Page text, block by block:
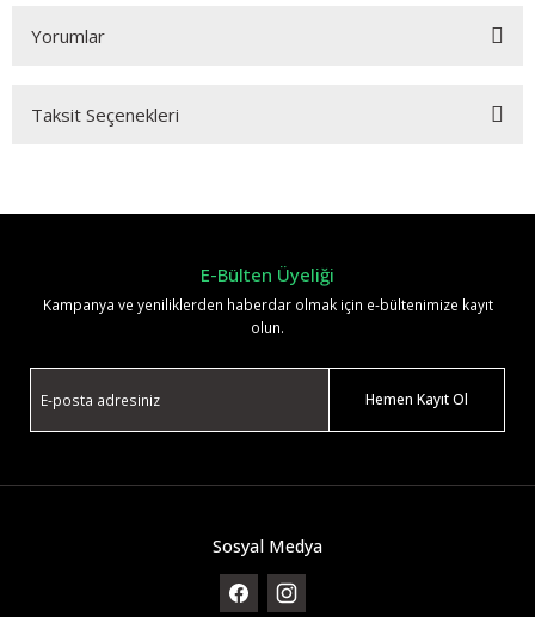
Yorumlar
Taksit Seçenekleri
E-Bülten Üyeliği
Kampanya ve yeniliklerden haberdar olmak için e-bültenimize kayıt
olun.
Hemen Kayıt Ol
Sosyal Medya